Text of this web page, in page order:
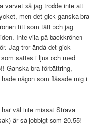
varvet så jag trodde inte att
men det gick ganska bra
titt som tätt och jag
Inte vila på backkrönen
Jag tror ändå det gick
sattes i ljus och med
Ganska bra förbättring,
någon som flåsade mig i
har väl inte missat Strava
är så jobbigt som 20.55!